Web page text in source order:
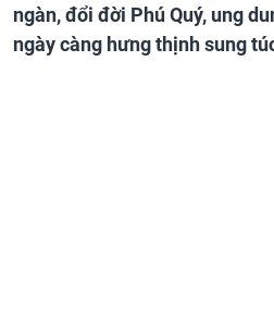
Sau 00h00 ngày 8/8/2026, 3
ngàn, đổi đời Phú Quý, ung